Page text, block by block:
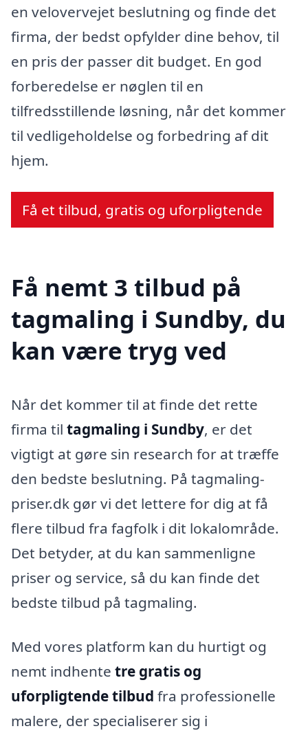
en velovervejet beslutning og finde det
firma, der bedst opfylder dine behov, til
en pris der passer dit budget. En god
forberedelse er nøglen til en
tilfredsstillende løsning, når det kommer
til vedligeholdelse og forbedring af dit
hjem.
Få et tilbud, gratis og uforpligtende
Få nemt 3 tilbud på
tagmaling i Sundby, du
kan være tryg ved
Når det kommer til at finde det rette
firma til tagmaling i Sundby, er det
vigtigt at gøre sin research for at træffe
den bedste beslutning. På tagmaling-
priser.dk gør vi det lettere for dig at få
flere tilbud fra fagfolk i dit lokalområde.
Det betyder, at du kan sammenligne
priser og service, så du kan finde det
bedste tilbud på tagmaling.
Med vores platform kan du hurtigt og
nemt indhente tre gratis og
uforpligtende tilbud fra professionelle
malere, der specialiserer sig i